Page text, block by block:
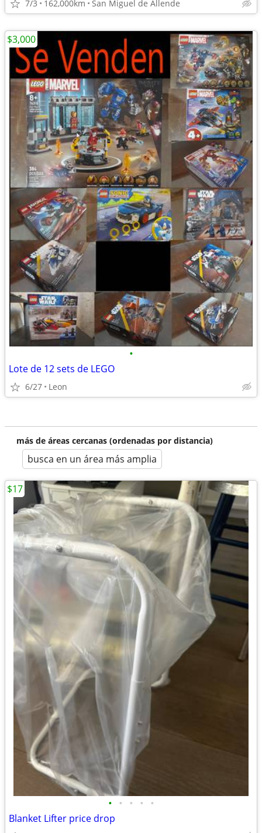
7/3 162,000km San Miguel de Allende
•
Lote de 12 sets de LEGO
6/27 Leon
$3,000
más de áreas cercanas (ordenadas por distancia)
busca en un área más amplia
• • • • •
Blanket Lifter price drop
$17